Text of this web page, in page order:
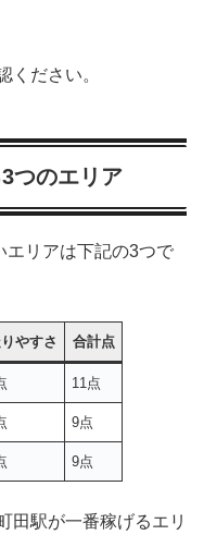
ください。
つのエリア
エリアは下記の3つで
やすさ 合計点
11点
9点
9点
田駅が一番稼げるエリ